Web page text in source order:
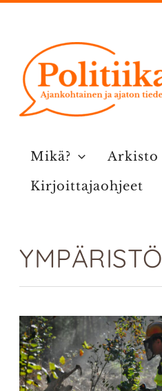
Mikä? Arkisto
Kirjoittajaohjeet
YMPÄRISTÖ